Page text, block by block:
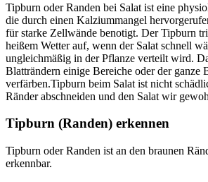
Tipburn oder Randen bei Salat ist eine
die durch einen Kalziummangel
für starke Zellwände benotigt. Der Tipburn
heißem Wetter auf, wenn der Salat schnell
ungleichmäßig in der Pflanze verteilt wird.
Blatträndern einige Bereiche oder der ganze
verfärben.Tipburn beim Salat ist nicht
Ränder abschneiden und den Salat wir
Tipburn (Randen) erkennen
Tipburn oder Randen ist an den braunen
erkennbar.